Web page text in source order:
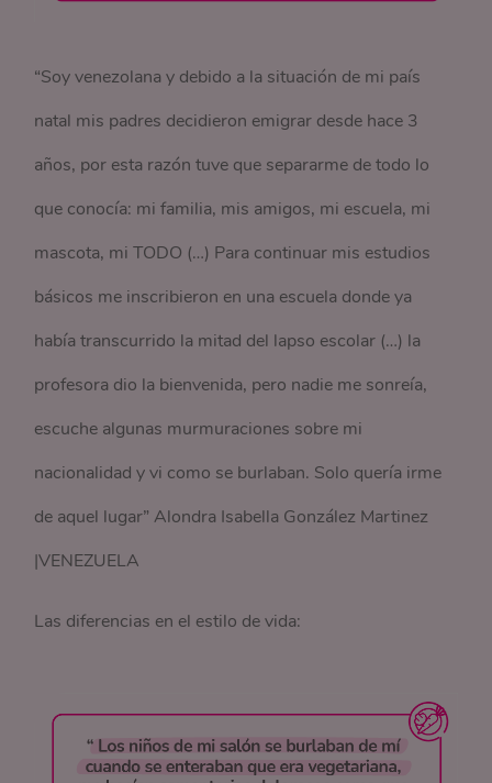
“Soy venezolana y debido a la situación de mi país
natal mis padres decidieron emigrar desde hace 3
años, por esta razón tuve que separarme de todo lo
que conocía: mi familia, mis amigos, mi escuela, mi
mascota, mi TODO (…) Para continuar mis estudios
básicos me inscribieron en una escuela donde ya
había transcurrido la mitad del lapso escolar (…) la
profesora dio la bienvenida, pero nadie me sonreía,
escuche algunas murmuraciones sobre mi
nacionalidad y vi como se burlaban. Solo quería irme
de aquel lugar” Alondra Isabella González Martinez
|VENEZUELA
Las diferencias en el estilo de vida: